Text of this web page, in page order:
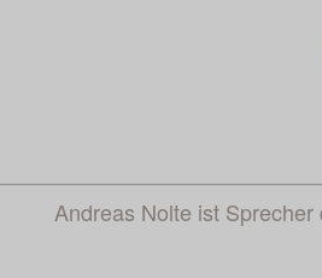
Andreas Nolte ist